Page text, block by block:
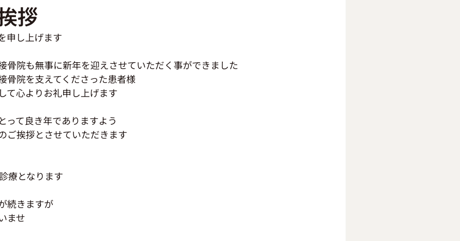
拶
申し上げます
骨院も無事に新年を迎えさせていただく事ができました
骨院を支えてくださった患者様
て心よりお礼申し上げます
って良き年でありますよう
ご挨拶とさせていただきます
療となります
続きますが
ませ